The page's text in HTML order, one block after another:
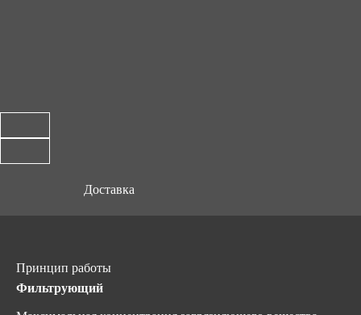
Доставка
Принцип работы
Фильтрующий